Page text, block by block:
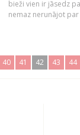
bieži vien ir jāsedz
nemaz nerunājot
40 41 42 43 44